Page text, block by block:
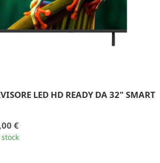
LED HD READY DA 32" SMART
€